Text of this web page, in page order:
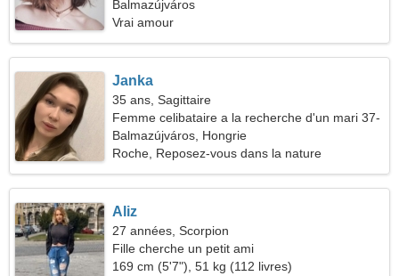
homme
Balmazújváros
Vrai amour
Janka
35 ans, Sagittaire
Femme celibataire a la recherche d'un mari 37-
46
Balmazújváros, Hongrie
Roche, Reposez-vous dans la nature
Aliz
27 années, Scorpion
Fille cherche un petit ami
169 cm (5'7"), 51 kg (112 livres)